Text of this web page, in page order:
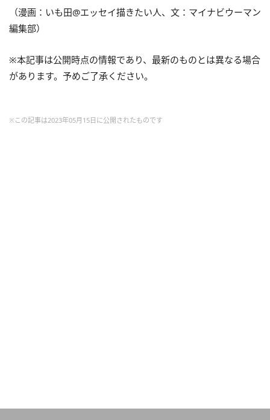
（漫画：いも田@エッセイ描きたい人、文：マイナビウーマン
編集部）
※本記事は公開時点の情報であり、最新のものとは異なる場合
があります。予めご了承ください。
※この記事は2023年05月15日に公開されたものです